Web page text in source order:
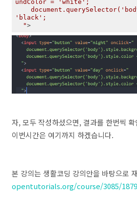
undColor = 'white';
'black';
  "
>
자, 모두 작성하셨으면, 결과를 한번씩
이번시간은 여기까지 하겠습니다.
본 강의는 생활코딩 강의안을 바탕으로
opentutorials.org/course/3085/